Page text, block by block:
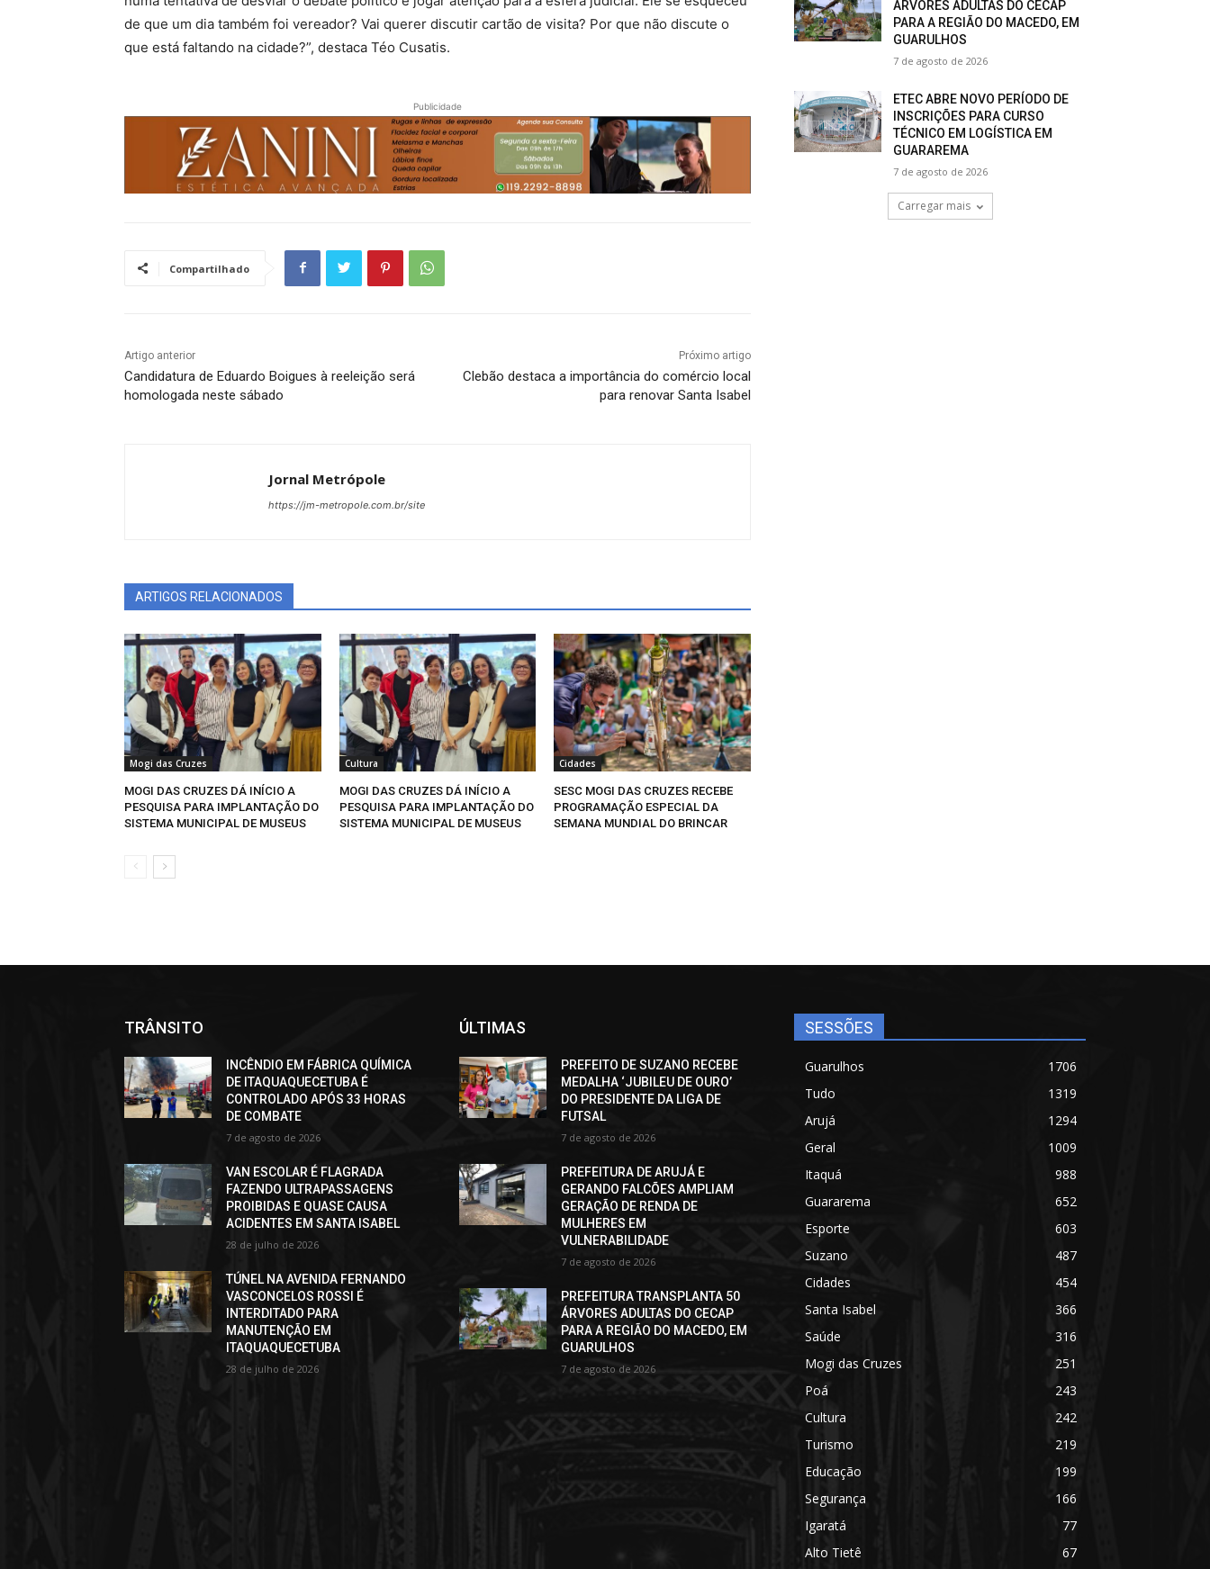
de que um dia também foi vereador? Vai querer discutir cartão de visita? Por que não discute o
que está faltando na cidade?”, destaca Téo Cusatis.
Publicidade
Compartilhado
Artigo anterior
Candidatura de Eduardo Boigues à reeleição será
homologada neste sábado
Próximo artigo
Clebão destaca a importância do comércio local
para renovar Santa Isabel
Jornal Metrópole
https://jm-metropole.com.br/site
ARTIGOS RELACIONADOS
Mogi das Cruzes
MOGI DAS CRUZES DÁ INÍCIO A
PESQUISA PARA IMPLANTAÇÃO DO
SISTEMA MUNICIPAL DE MUSEUS
Cultura
MOGI DAS CRUZES DÁ INÍCIO A
PESQUISA PARA IMPLANTAÇÃO DO
SISTEMA MUNICIPAL DE MUSEUS
Cidades
SESC MOGI DAS CRUZES RECEBE
PROGRAMAÇÃO ESPECIAL DA
SEMANA MUNDIAL DO BRINCAR
ÁRVORES ADULTAS DO CECAP
PARA A REGIÃO DO MACEDO, EM
GUARULHOS
7 de agosto de 2026
ETEC ABRE NOVO PERÍODO DE
INSCRIÇÕES PARA CURSO
TÉCNICO EM LOGÍSTICA EM
GUARAREMA
7 de agosto de 2026
Carregar mais
TRÂNSITO
INCÊNDIO EM FÁBRICA QUÍMICA
DE ITAQUAQUECETUBA É
CONTROLADO APÓS 33 HORAS
DE COMBATE
7 de agosto de 2026
VAN ESCOLAR É FLAGRADA
FAZENDO ULTRAPASSAGENS
PROIBIDAS E QUASE CAUSA
ACIDENTES EM SANTA ISABEL
28 de julho de 2026
TÚNEL NA AVENIDA FERNANDO
VASCONCELOS ROSSI É
INTERDITADO PARA
MANUTENÇÃO EM
ITAQUAQUECETUBA
28 de julho de 2026
ÚLTIMAS
PREFEITO DE SUZANO RECEBE
MEDALHA ‘JUBILEU DE OURO’
DO PRESIDENTE DA LIGA DE
FUTSAL
7 de agosto de 2026
PREFEITURA DE ARUJÁ E
GERANDO FALCÕES AMPLIAM
GERAÇÃO DE RENDA DE
MULHERES EM
VULNERABILIDADE
7 de agosto de 2026
PREFEITURA TRANSPLANTA 50
ÁRVORES ADULTAS DO CECAP
PARA A REGIÃO DO MACEDO, EM
GUARULHOS
7 de agosto de 2026
SESSÕES
Guarulhos
1706
Tudo
1319
Arujá
1294
Geral
1009
Itaquá
988
Guararema
652
Esporte
603
Suzano
487
Cidades
454
Santa Isabel
366
Saúde
316
Mogi das Cruzes
251
Poá
243
Cultura
242
Turismo
219
Educação
199
Segurança
166
Igaratá
77
Alto Tietê
67